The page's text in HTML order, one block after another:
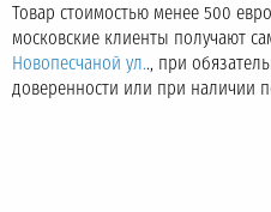
Товар стоимостью менее 500
московские клиенты получают
Новопесчаной ул.., при
доверенности или при наличии